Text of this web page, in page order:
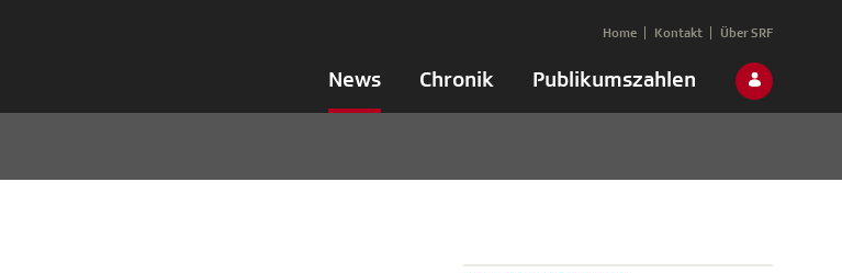
News Chronik Publikumszahlen
Home Kontakt Über SRF